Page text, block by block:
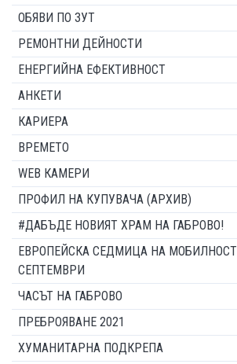
ОБЯВИ ПО ЗУТ
РЕМОНТНИ ДЕЙНОСТИ
ЕНЕРГИЙНА ЕФЕКТИВНОСТ
АНКЕТИ
КАРИЕРА
ВРЕМЕТО
WEB КАМЕРИ
ПРОФИЛ НА КУПУВАЧА (АРХИВ)
#ДАБЪДЕ НОВИЯТ ХРАМ НА ГАБРОВО!
ЕВРОПЕЙСКА СЕДМИЦА НА
СЕПТЕМВРИ
ЧАСЪТ НА ГАБРОВО
ПРЕБРОЯВАНЕ 2021
ХУМАНИТАРНА ПОДКРЕПА